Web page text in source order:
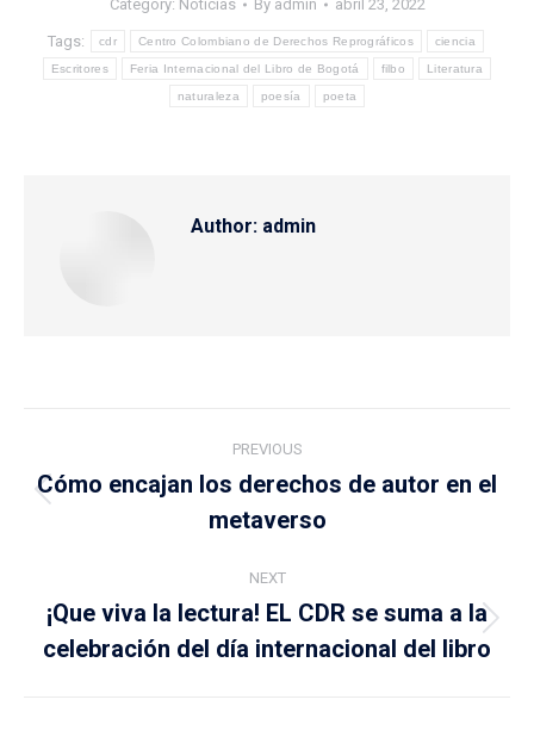
Category: Noticias By admin abril 23, 2022
Tags: cdr Centro Colombiano de Derechos Reprográficos ciencia
Escritores Feria Internacional del Libro de Bogotá filbo Literatura
naturaleza poesía poeta
Author: admin
navigation
PREVIOUS
post:
Cómo encajan los derechos de autor en el
metaverso
NEXT
post:
¡Que viva la lectura! EL CDR se suma a la
celebración del día internacional del libro